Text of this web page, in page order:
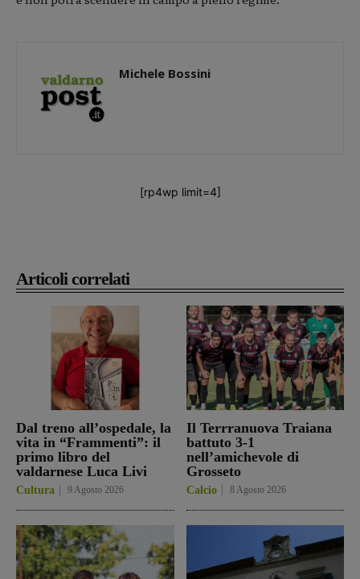
Articoli correlati
Dal treno all’ospedale, la
vita in “Frammenti”: il
primo libro del
valdarnese Luca Livi
Cultura 9 Agosto 2026
Il Terrranuova Traiana
battuto 3-1
nell’amichevole di
Grosseto
Calcio 8 Agosto 2026
Michele Bossini
[rp4wp limit=4]